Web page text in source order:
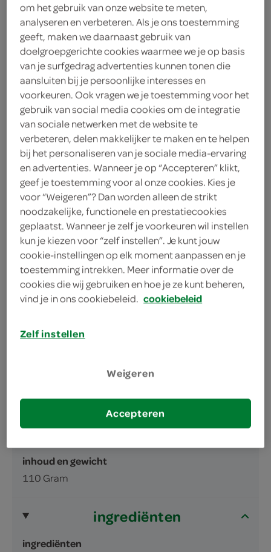
2.
35
110 Gram
Let op: aanbiedingen zijn niet zichtbaar bij de
producten, maar worden wél automatisch
verwerkt in de winkelmand.
mini-Oreo’s omhuld met chocolade voor een klein
maar groots snackmoment
lekker klein
een fijn verwenmomentje voor jezelf
Oreo Original smaak met melkchocolade
Cacaobiscuits met vanillesmaakvulling (21
%), omhuld met een glazuur (35 %) met
melkchocoladesmaak.
inhoud en gewicht
110 Gram
ingrediënten
ingrediënten
om het gebruik van onze website te meten,
analyseren en verbeteren. Als je ons toestemming
geeft, maken we daarnaast gebruik van
doelgroepgerichte cookies waarmee we je op basis
van je surfgedrag advertenties kunnen tonen die
aansluiten bij je persoonlijke interesses en
voorkeuren. Ook vragen we je toestemming voor het
gebruik van social media cookies om de integratie
van sociale netwerken met de website te
verbeteren, delen makkelijker te maken en te helpen
bij het personaliseren van je sociale media-ervaring
en advertenties. Wanneer je op “Accepteren” klikt,
geef je toestemming voor al onze cookies. Kies je
voor “Weigeren”? Dan worden alleen de strikt
noodzakelijke, functionele en prestatiecookies
geplaatst. Wanneer je zelf je voorkeuren wil instellen
kun je kiezen voor “zelf instellen”. Je kunt jouw
cookie-instellingen op elk moment aanpassen en je
toestemming intrekken. Meer informatie over de
cookies die wij gebruiken en hoe je ze kunt beheren,
vind je in ons cookiebeleid. cookiebeleid
Zelf instellen
Weigeren
Accepteren